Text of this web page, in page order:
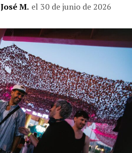
José M. el 30 de junio de 2026